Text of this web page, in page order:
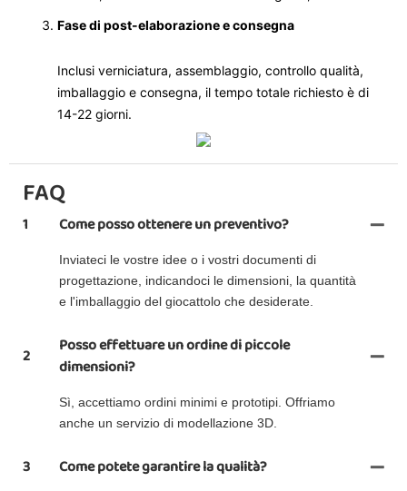
Fase di post-elaborazione e consegna
Inclusi verniciatura, assemblaggio, controllo qualità,
imballaggio e consegna, il tempo totale richiesto è di
14-22 giorni.
FAQ
1 Come posso ottenere un preventivo?
Inviateci le vostre idee o i vostri documenti di
progettazione, indicandoci le dimensioni, la quantità
e l'imballaggio del giocattolo che desiderate.
2
Posso effettuare un ordine di piccole
dimensioni?
Sì, accettiamo ordini minimi e prototipi. Offriamo
anche un servizio di modellazione 3D.
3 Come potete garantire la qualità?